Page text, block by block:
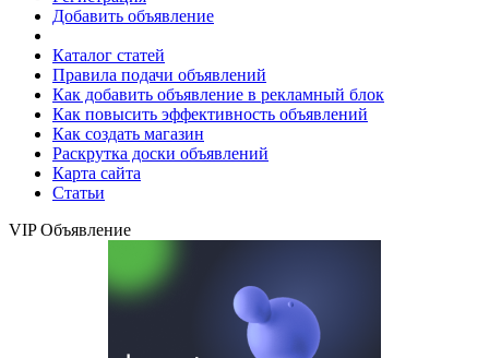
Добавить объявление
Каталог статей
Правила подачи объявлений
Как добавить объявление в рекламный блок
Как повысить эффективность объявлений
Как создать магазин
Раскрутка доски объявлений
Карта сайта
Статьи
VIP Объявление